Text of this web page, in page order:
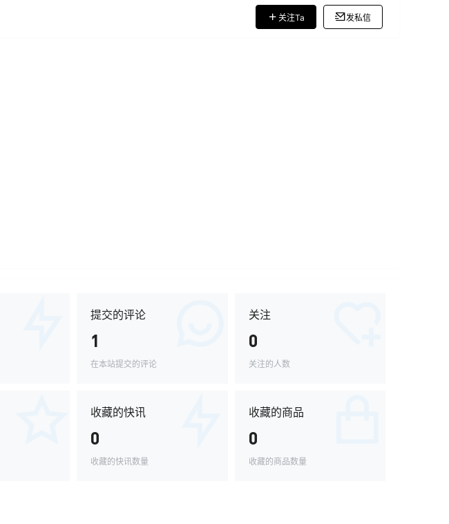
关注Ta 发私信
提交的评论
1
在本站提交的评论
关注
0
关注的人数
收藏的快讯
0
收藏的快讯数量
收藏的商品
0
收藏的商品数量